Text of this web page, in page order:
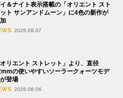
＆ナイト表示搭載の「オリエント スト
ト サンアンドムーン」に4色の新作が
2026.08.07
オリエント ストレット」より、直径
の使いやすいソーラークォーツモデ
登場
2026.08.06